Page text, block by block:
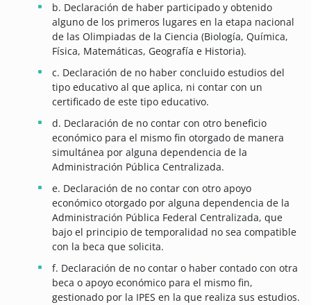
b. Declaración de haber participado y obtenido
alguno de los primeros lugares en la etapa nacional
de las Olimpiadas de la Ciencia (Biología, Química,
Física, Matemáticas, Geografía e Historia).
c. Declaración de no haber concluido estudios del
tipo educativo al que aplica, ni contar con un
certificado de este tipo educativo.
d. Declaración de no contar con otro beneficio
económico para el mismo fin otorgado de manera
simultánea por alguna dependencia de la
Administración Pública Centralizada.
e. Declaración de no contar con otro apoyo
económico otorgado por alguna dependencia de la
Administración Pública Federal Centralizada, que
bajo el principio de temporalidad no sea compatible
con la beca que solicita.
f. Declaración de no contar o haber contado con otra
beca o apoyo económico para el mismo fin,
gestionado por la IPES en la que realiza sus estudios.